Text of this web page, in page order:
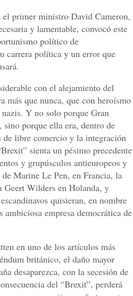
primer ministro David Cameron,
y lamentable, convocó este
político de
carrera política y un error que
con el alejamiento del
más que nunca, que con heroísmo
Y no solo porque Gran
sino porque ella era, dentro de
de libre comercio y la integración
sienta un pésimo precedente
y grupúsculos antieuropeos y
Marine Le Pen, en Francia, la
Geert Wilders en Holanda, y
quisieran, en nombre
empresa democrática de
en uno de los artículos más
británico, el daño mayor
desaparezca, con la secesión de
del “Brexit”, perderá